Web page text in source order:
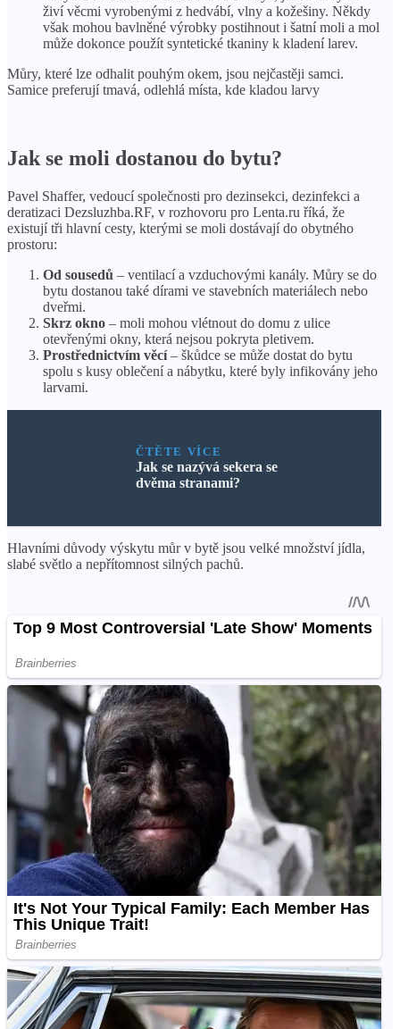
živí věcmi vyrobenými z hedvábí, vlny a kožešiny. Někdy
však mohou bavlněné výrobky postihnout i šatní moli a mol
může dokonce použít syntetické tkaniny k kladení larev.
Můry, které lze odhalit pouhým okem, jsou nejčastěji samci.
Samice preferují tmavá, odlehlá místa, kde kladou larvy
Jak se moli dostanou do bytu?
Pavel Shaffer, vedoucí společnosti pro dezinsekci, dezinfekci a
deratizaci Dezsluzhba.RF, v rozhovoru pro Lenta.ru říká, že
existují tři hlavní cesty, kterými se moli dostávají do obytného
prostoru:
Od sousedů – ventilací a vzduchovými kanály. Můry se do
bytu dostanou také dírami ve stavebních materiálech nebo
dveřmi.
Skrz okno – moli mohou vlétnout do domu z ulice
otevřenými okny, která nejsou pokryta pletivem.
Prostřednictvím věcí– škůdce se může dostat do bytu
spolu s kusy oblečení a nábytku, které byly infikovány jeho
larvami.
ČTĚTE VÍCE
Jak se nazývá sekera se
dvěma stranami?
Hlavními důvody výskytu můr v bytě jsou velké množství jídla,
slabé světlo a nepřítomnost silných pachů.